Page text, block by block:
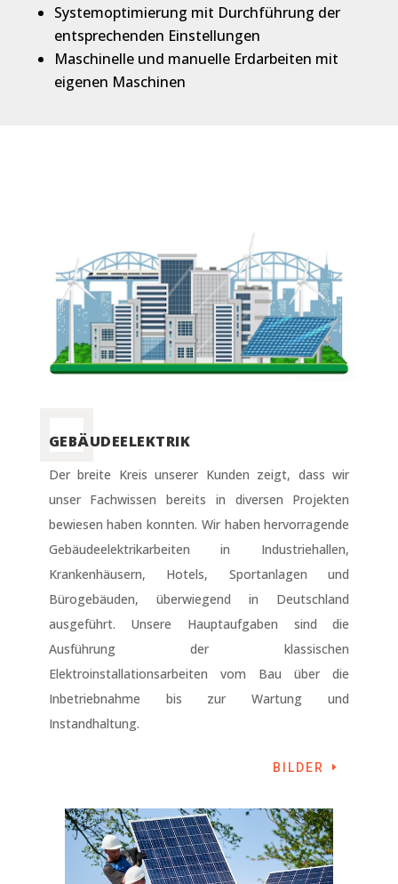
Systemoptimierung mit Durchführung der
entsprechenden Einstellungen
Maschinelle und manuelle Erdarbeiten mit
eigenen Maschinen
GEBÄUDEELEKTRIK
Der breite Kreis unserer Kunden zeigt, dass wir
unser Fachwissen bereits in diversen Projekten
bewiesen haben konnten. Wir haben hervorragende
Gebäudeelektrikarbeiten in Industriehallen,
Krankenhäusern, Hotels, Sportanlagen und
Bürogebäuden, überwiegend in Deutschland
ausgeführt. Unsere Hauptaufgaben sind die
Ausführung der klassischen
Elektroinstallationsarbeiten vom Bau über die
Inbetriebnahme bis zur Wartung und
Instandhaltung.
BILDER